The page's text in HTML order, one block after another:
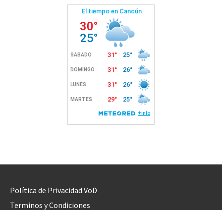
Política de Privacidad VoD
Terminos y Condiciones